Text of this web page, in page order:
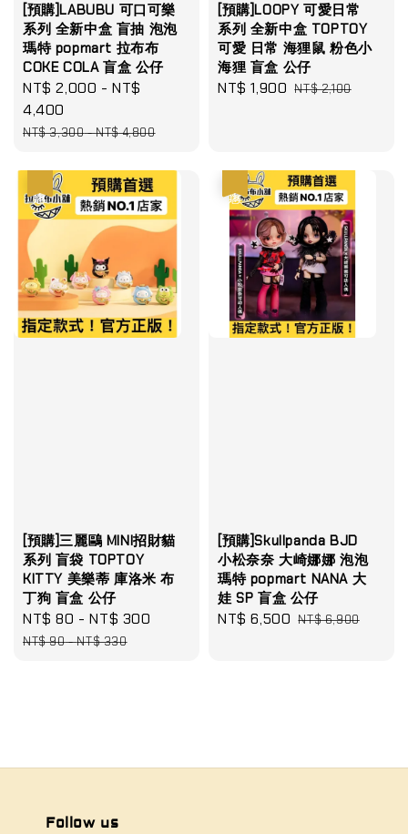
[預購]LABUBU 可口可樂
系列 全新中盒 盲抽 泡泡
瑪特 popmart 拉布布
COKE COLA 盲盒 公仔
Sale
price
NT$ 2,000 -NT$
4,400
Regular
NT$ 3,300-NT$ 4,800
[預購]LOOPY 可愛日常
系列 全新中盒 TOPTOY
可愛 日常 海狸鼠 粉色小
海狸 盲盒 公仔
Sale
NT$ 1,900 Regular
NT$ 2,100
[預購]三麗鷗 MINI招財貓
系列 盲袋 TOPTOY
KITTY 美樂蒂 庫洛米 布
丁狗 盲盒 公仔
Sale
price
NT$ 80 -NT$ 300
NT$ 90-NT$ 330
[預購]Skullpanda BJD
小松奈奈 大崎娜娜 泡泡
瑪特 popmart NANA 大
娃 SP 盲盒 公仔
Sale
NT$ 6,500 Regular
NT$ 6,900
Follow us